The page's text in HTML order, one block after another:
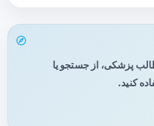
پزشکی، از جستجو یا
کنید.